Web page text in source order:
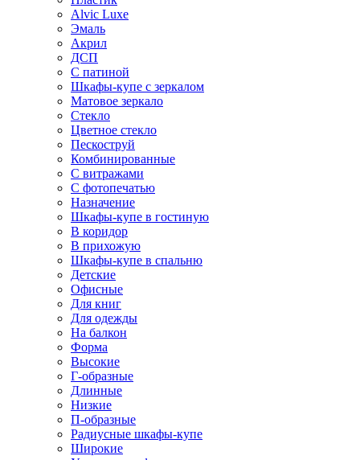
Alvic Luxe
Эмаль
Акрил
ДСП
С патиной
Шкафы-купе с зеркалом
Матовое зеркало
Стекло
Цветное стекло
Пескоструй
Комбинированные
С витражами
С фотопечатью
Назначение
Шкафы-купе в гостиную
В коридор
В прихожую
Шкафы-купе в спальню
Детские
Офисные
Для книг
Для одежды
На балкон
Форма
Высокие
Г-образные
Длинные
Низкие
П-образные
Радиусные шкафы-купе
Широкие